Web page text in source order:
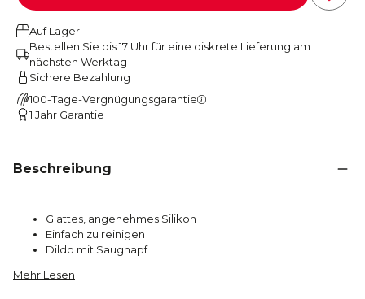
Auf Lager
Bestellen Sie bis 17 Uhr für eine diskrete Lieferung am
nächsten Werktag
Sichere Bezahlung
100-Tage-Vergnügungsgarantie
1 Jahr Garantie
Beschreibung
Glattes, angenehmes Silikon
Einfach zu reinigen
Dildo mit Saugnapf
Mehr Lesen